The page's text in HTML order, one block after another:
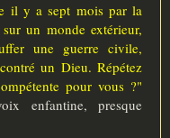
il y a sept mois par la
un monde extérieur,
une guerre civile,
un Dieu. Répétez
pour vous ?"
enfantine, presque